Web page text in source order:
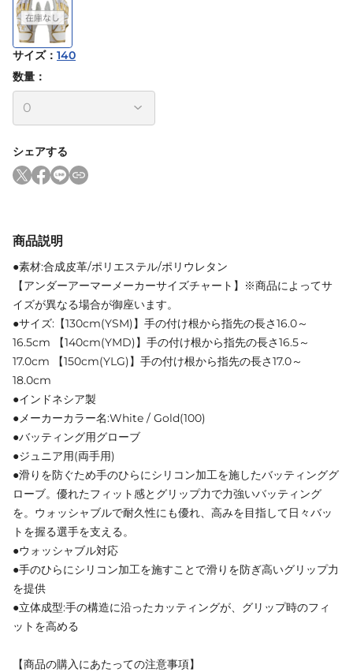
サイズ： 140
数量：
シェアする
商品説明
●素材:合成皮革/ポリエステル/ポリウレタン
【アンダーアーマーメーカーサイズチャート】※商品によってサ
イズが異なる場合が御座います。
●サイズ:【130cm(YSM)】手の付け根から指先の長さ16.0～
16.5cm 【140cm(YMD)】手の付け根から指先の長さ16.5～
17.0cm 【150cm(YLG)】手の付け根から指先の長さ17.0～
18.0cm
●インドネシア製
●メーカーカラー名:White / Gold(100)
●バッティング用グローブ
●ジュニア用(両手用)
●滑りを防ぐため手のひらにシリコン加工を施したバッティンググ
ローブ。優れたフィット感とグリップ力で力強いバッティング
を。ウォッシャブルで耐久性にも優れ、高みを目指して日々バッ
トを握る選手を支える。
●ウォッシャブル対応
●手のひらにシリコン加工を施すことで滑りを防ぎ高いグリップ力
を提供
●立体成型:手の構造に沿ったカッティングが、グリップ時のフィ
ットを高める
【商品の購入にあたっての注意事項】